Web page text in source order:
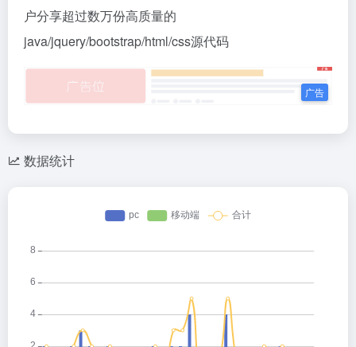
户分享超过数万份高质量的
java/jquery/bootstrap/html/css源代码
数据统计